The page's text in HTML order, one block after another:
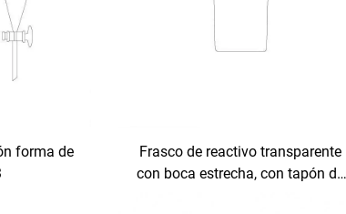
forma de
Frasco de reactivo transparente
con boca estrecha, con tapón de